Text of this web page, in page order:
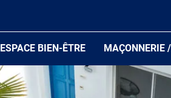
ESPACE BIEN-ÊTRE MAÇONNERIE